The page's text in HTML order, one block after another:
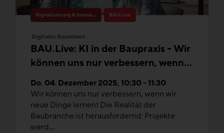
Digitalisierung & Innovation BAU.Live
Digitales Bauwissen
BAU.Live: KI in der Baupraxis - Wir
können uns nur verbessern, wenn
wir neue Dinge lernen!
Do. 04. Dezember 2025, 10:30 - 11:30
Wir können uns nur verbessern, wenn wir
neue Dinge lernen! Die Realität der
Baubranche ist herausfordernd: Projekte
werd...